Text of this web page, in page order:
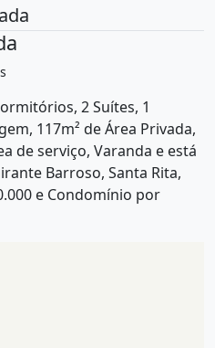
2 Suítes, 1
117m² de Área Privada,
de serviço, Varanda e está
Barroso, Santa Rita,
e Condomínio por